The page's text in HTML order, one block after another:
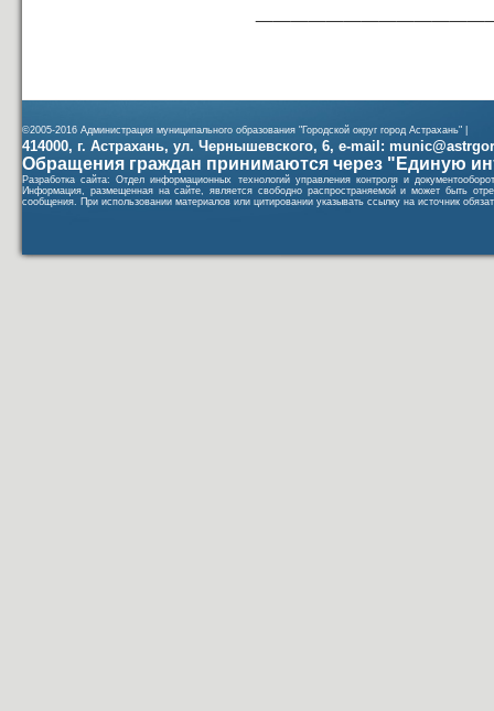
©2005-2016 Администрация муниципального образования "Городской округ город Астрахань" |
414000, г. Астрахань, ул. Чернышевского, 6, e-mail:
Обращения граждан принимаются через "Единую
Разработка сайта: Отдел информационных технологий управления контроля и
Информация, размещенная на сайте, является свободно распространяемой и может быть
сообщения. При использовании материалов или цитировании указывать ссылку на источник